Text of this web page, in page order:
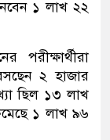
১ লাখ ২২
পরীক্ষার্থীরা
২ হাজার
ছিল ১৩ লাখ
১ লাখ ৯৬